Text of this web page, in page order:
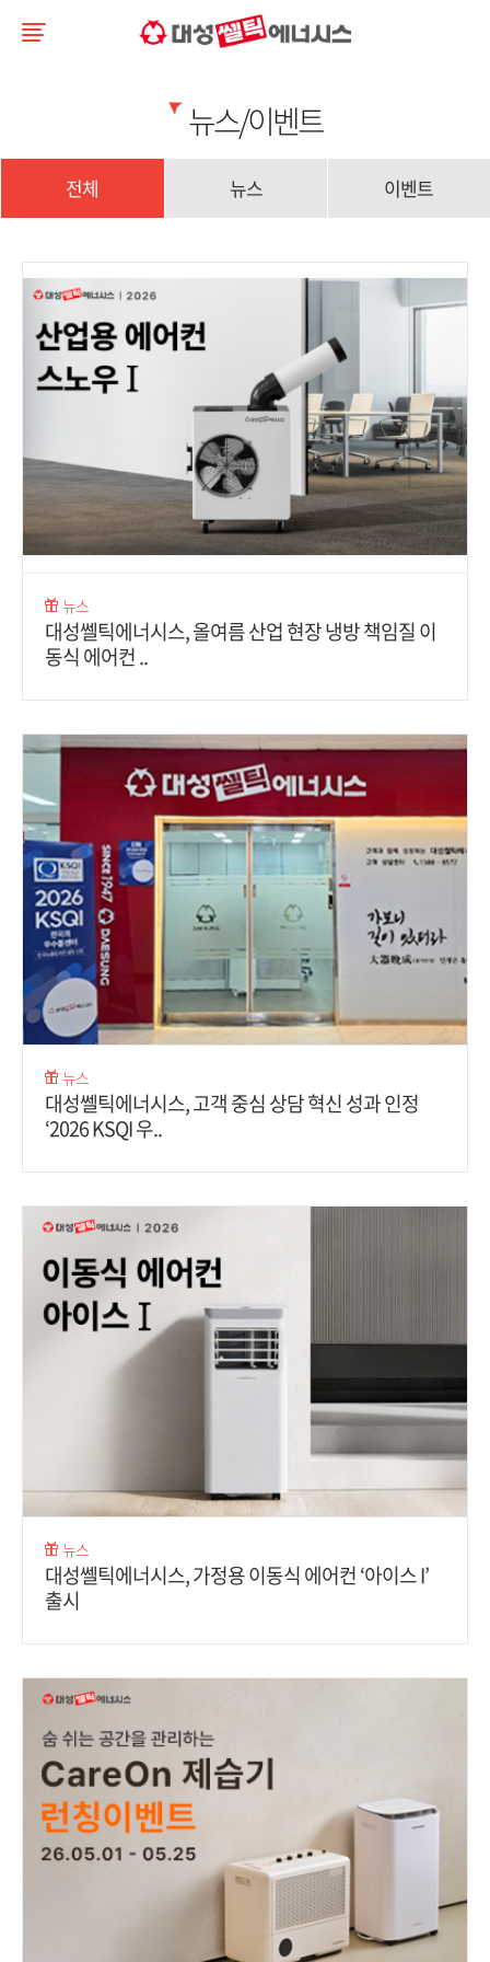
뉴스/이벤트
전체 뉴스 이벤트
뉴스
대성쎌틱에너시스, 올여름 산업 현장 냉방 책임질 이
동식 에어컨 ..
뉴스
대성쎌틱에너시스, 고객 중심 상담 혁신 성과 인정
‘2026 KSQI 우..
뉴스
대성쎌틱에너시스, 가정용 이동식 에어컨 ‘아이스 I’
출시